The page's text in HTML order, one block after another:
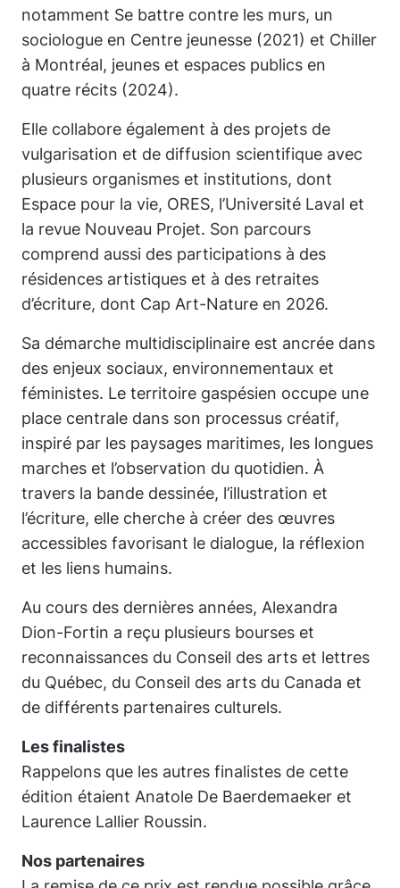
notamment Se battre contre les murs, un
sociologue en Centre jeunesse (2021) et Chiller
à Montréal, jeunes et espaces publics en
quatre récits (2024).
Elle collabore également à des projets de
vulgarisation et de diffusion scientifique avec
plusieurs organismes et institutions, dont
Espace pour la vie, ORES, l’Université Laval et
la revue Nouveau Projet. Son parcours
comprend aussi des participations à des
résidences artistiques et à des retraites
d’écriture, dont Cap Art-Nature en 2026.
Sa démarche multidisciplinaire est ancrée dans
des enjeux sociaux, environnementaux et
féministes. Le territoire gaspésien occupe une
place centrale dans son processus créatif,
inspiré par les paysages maritimes, les longues
marches et l’observation du quotidien. À
travers la bande dessinée, l’illustration et
l’écriture, elle cherche à créer des œuvres
accessibles favorisant le dialogue, la réflexion
et les liens humains.
Au cours des dernières années, Alexandra
Dion-Fortin a reçu plusieurs bourses et
reconnaissances du Conseil des arts et lettres
du Québec, du Conseil des arts du Canada et
de différents partenaires culturels.
Les finalistes
Rappelons que les autres finalistes de cette
édition étaient Anatole De Baerdemaeker et
Laurence Lallier Roussin.
Nos partenaires